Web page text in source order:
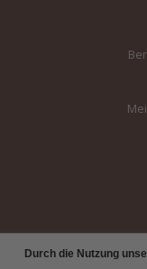
Durch die Nutzung